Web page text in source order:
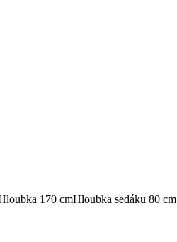
170 cmHloubka sedáku 80 cm